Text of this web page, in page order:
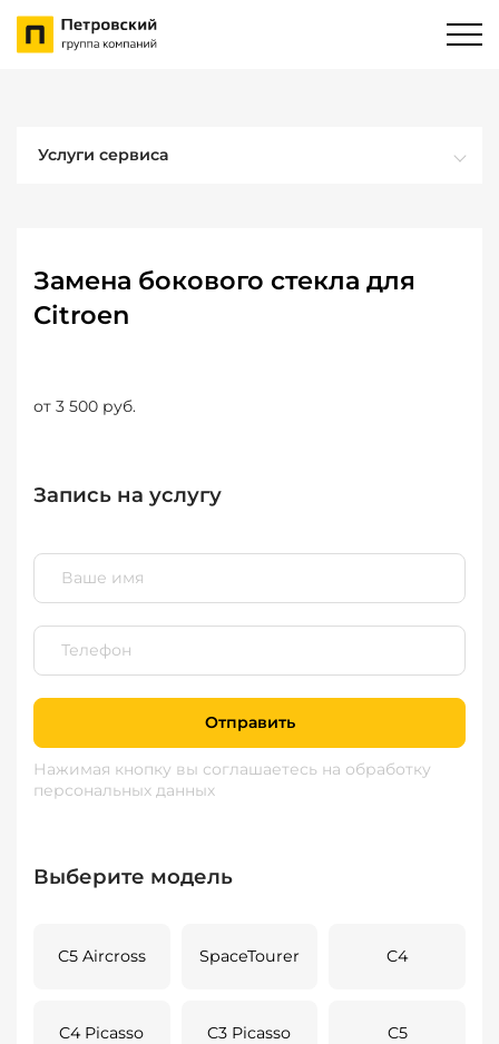
Услуги сервиса
Замена бокового стекла для
Citroen
от 3 500 руб.
Запись на услугу
Отправить
Нажимая кнопку вы соглашаетесь на обработку
персональных данных
Выберите модель
C5 Aircross SpaceTourer C4
C4 Picasso C3 Picasso C5